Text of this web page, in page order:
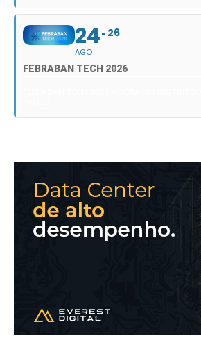
24
AGO
26
FEBRABAN TECH 2026